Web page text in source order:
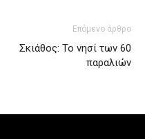
Επόμενο άρθρο
Σκιάθος: Το νησί των 60
παραλιών